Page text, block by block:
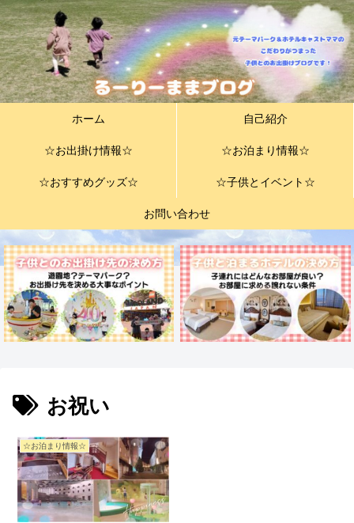
ホーム 自己紹介
☆お出掛け情報☆ ☆お泊まり情報☆
☆おすすめグッズ☆ ☆子供とイベント☆
お問い合わせ
お祝い
☆お泊まり情報☆